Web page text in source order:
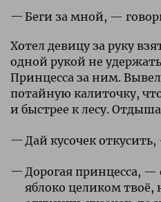
Беги за мной, —
Хотел девицу за руку
одной рукой не
Принцесса за ним. Вывел
потайную калиточку,
и быстрее к лесу.
Дай кусочек
Дорогая принцесса, —
яблоко целиком твоё,